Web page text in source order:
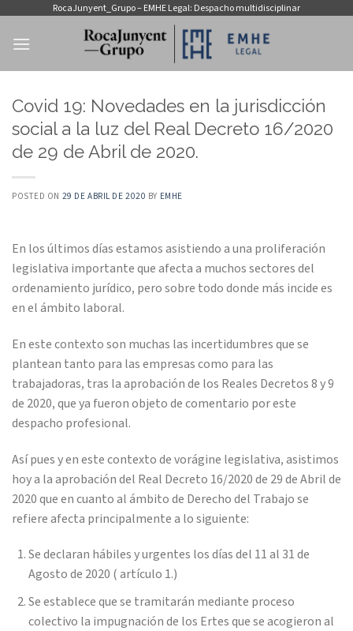
contenido
RocaJunyent_Grupo – EMHE Legal: Despacho multidisciplinar
Covid 19: Novedades en la jurisdicción
social a la luz del Real Decreto 16/2020
de 29 de Abril de 2020.
POSTED ON 29 DE ABRIL DE 2020 BY EMHE
En los últimos días estamos asistiendo a una proliferación
legislativa importante que afecta a muchos sectores del
ordenamiento jurídico, pero sobre todo donde más incide es
en el ámbito laboral.
En este contexto son muchas las incertidumbres que se
plantean tanto para las empresas como para las
trabajadoras, tras la aprobación de los Reales Decretos 8 y 9
de 2020, que ya fueron objeto de comentario por este
despacho profesional.
Así pues y en este contexto de vorágine legislativa, asistimos
hoy a la aprobación del Real Decreto 16/2020 de 29 de Abril de
2020 que en cuanto al ámbito de Derecho del Trabajo se
refiere afecta principalmente a lo siguiente:
Se declaran hábiles y urgentes los días del 11 al 31 de
Agosto de 2020 ( artículo 1.)
Se establece que se tramitarán mediante proceso
colectivo la impugnación de los Ertes que se acogieron al